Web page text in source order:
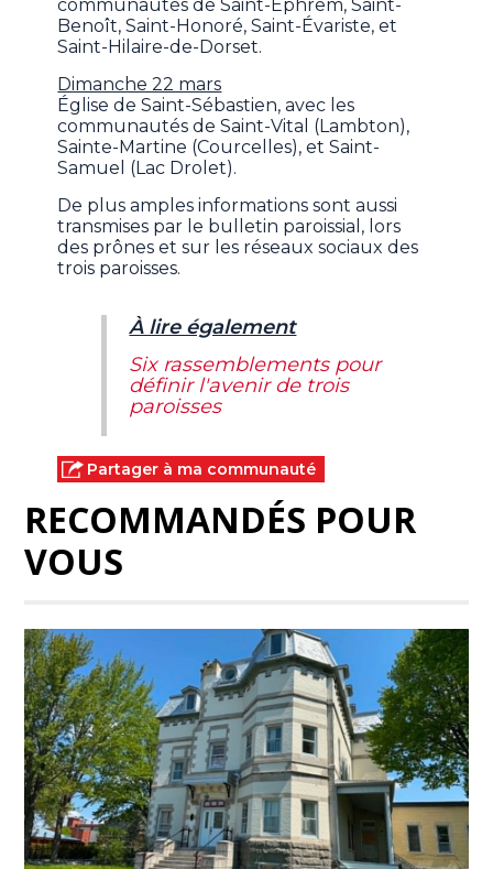
communautés de Saint-Éphrem, Saint-
Benoît, Saint-Honoré, Saint-Évariste, et
Saint-Hilaire-de-Dorset.
Dimanche 22 mars
Église de Saint-Sébastien, avec les
communautés de Saint-Vital (Lambton),
Sainte-Martine (Courcelles), et Saint-
Samuel (Lac Drolet).
De plus amples informations sont aussi
transmises par le bulletin paroissial, lors
des prônes et sur les réseaux sociaux des
trois paroisses.
À lire également
Six rassemblements pour
définir l'avenir de trois
paroisses
Partager à ma communauté
RECOMMANDÉS POUR
VOUS